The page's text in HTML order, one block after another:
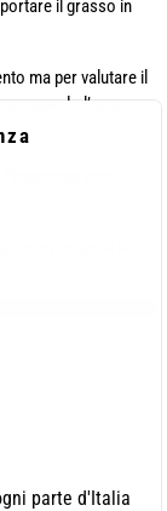
il grasso in
ma per valutare il
quando l’area
parte d'Italia